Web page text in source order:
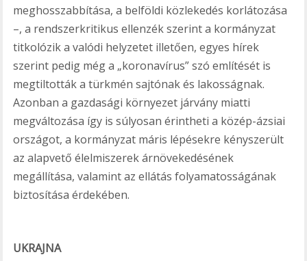
meghosszabbítása, a belföldi közlekedés korlátozása
–, a rendszerkritikus ellenzék szerint a kormányzat
titkolózik a valódi helyzetet illetően, egyes hírek
szerint pedig még a „koronavírus” szó említését is
megtiltották a türkmén sajtónak és lakosságnak.
Azonban a gazdasági környezet járvány miatti
megváltozása így is súlyosan érintheti a közép-ázsiai
országot, a kormányzat máris lépésekre kényszerült
az alapvető élelmiszerek árnövekedésének
megállítása, valamint az ellátás folyamatosságának
biztosítása érdekében.
UKRAJNA